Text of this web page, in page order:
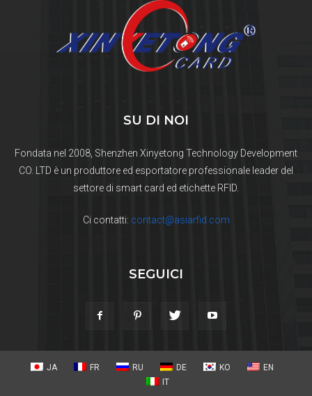
SU DI NOI
Fondata nel 2008, Shenzhen Xinyetong Technology Development
CO. LTD è un produttore ed esportatore professionale leader del
settore di smart card ed etichette RFID.
Ci contatti: contact@asiarfid.com
SEGUICI
JA FR RU DE KO
EN
IT